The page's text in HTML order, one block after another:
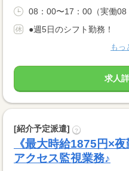
08：00〜17：00（実働
●週5日のシフト勤務！
もっ
求人
[紹介予定派遣] ?
《最大時給1875円×
アクセス監視業務♪